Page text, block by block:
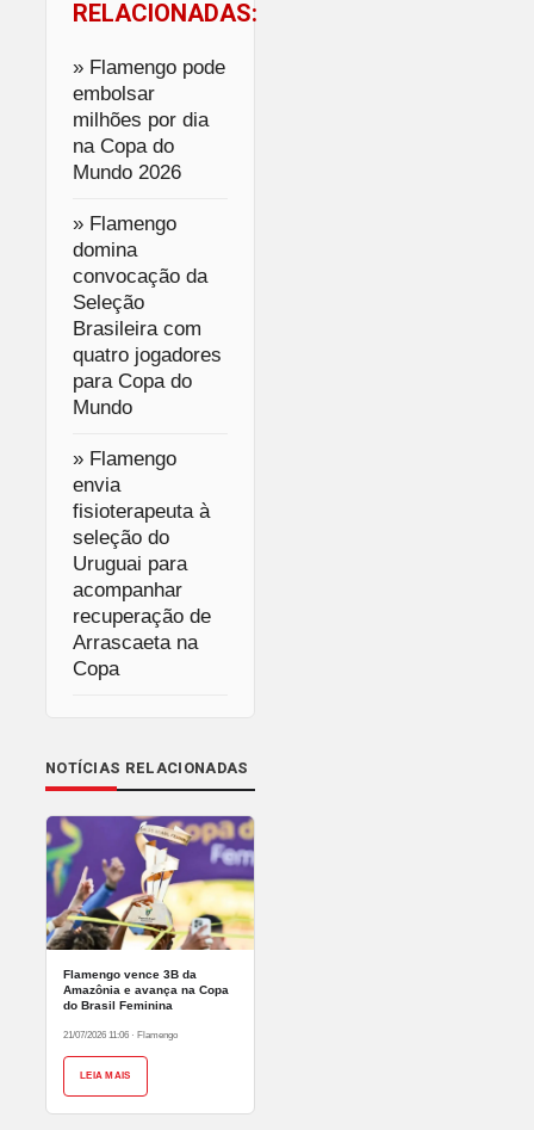
RELACIONADAS:
» Flamengo pode
embolsar
milhões por dia
na Copa do
Mundo 2026
» Flamengo
domina
convocação da
Seleção
Brasileira com
quatro jogadores
para Copa do
Mundo
» Flamengo
envia
fisioterapeuta à
seleção do
Uruguai para
acompanhar
recuperação de
Arrascaeta na
Copa
NOTÍCIAS RELACIONADAS
Flamengo vence 3B da
Amazônia e avança na Copa
do Brasil Feminina
21/07/2026 11:06 · Flamengo
LEIA MAIS